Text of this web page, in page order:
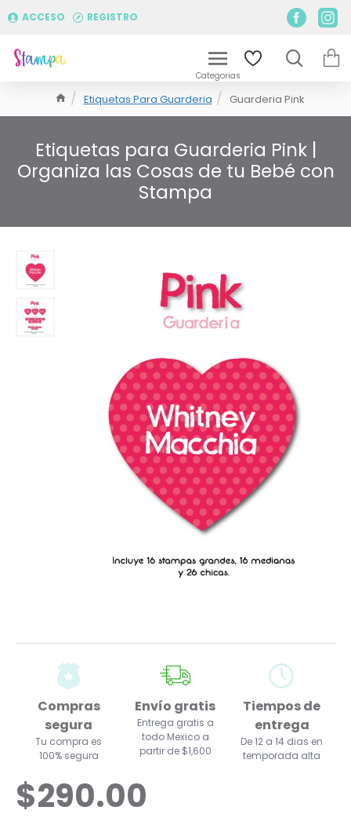
ACCESO REGISTRO
Etiquetas Para Guarderia Guarderia Pink
Etiquetas para Guarderia Pink |
Organiza las Cosas de tu Bebé con
Stampa
Compras
segura
Tu compra es
100% segura
Envío gratis
Entrega gratis a
todo Mexico a
partir de $1,600
Tiempos de
entrega
De 12 a 14 dias en
temporada alta
$290.00